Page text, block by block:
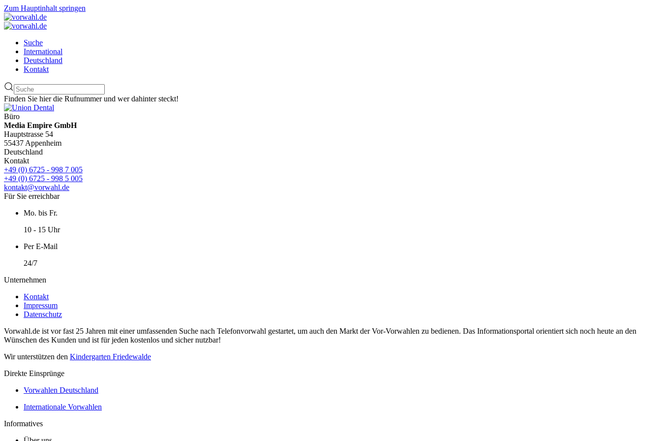
Zum Hauptinhalt springen
Suche
International
Deutschland
Kontakt
Finden Sie hier die Rufnummer und wer dahinter steckt!
Büro
Media Empire GmbH
Hauptstrasse 54
55437 Appenheim
Deutschland
Kontakt
+49 (0) 6725 - 998 7 005
+49 (0) 6725 - 998 5 005
kontakt@vorwahl.de
Für Sie erreichbar
Mo. bis Fr.
10 - 15 Uhr
Per E-Mail
24/7
Unternehmen
Kontakt
Impressum
Datenschutz
Vorwahl.de ist vor fast 25 Jahren mit einer umfassenden Suche nach Telefonvorwahl gestartet, um auch den Markt der Vor-Vorwahlen zu bedienen. Das Informationsportal orientiert sich noch heute an den
Wünschen des Kunden und ist für jeden kostenlos und sicher nutzbar!
Wir unterstützen den Kindergarten Friedewalde
Direkte Einsprünge
Vorwahlen Deutschland
Internationale Vorwahlen
Informatives